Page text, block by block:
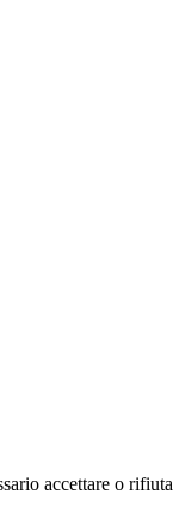
accettare o